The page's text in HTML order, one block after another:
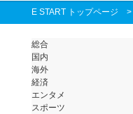
E START トップページ >
総合
国内
海外
経済
エンタメ
スポーツ